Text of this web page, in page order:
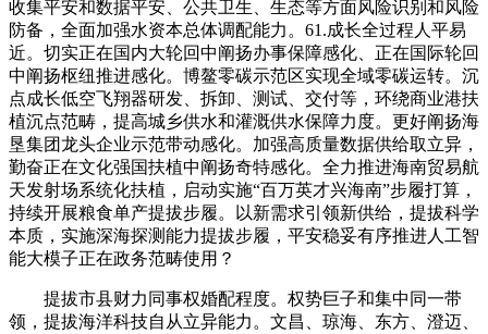
收集平安和数据平安、公共卫生、生态等方面风险识别和风险
防备，全面加强水资本总体调配能力。61.成长全过程人平易
近。切实正在国内大轮回中阐扬办事保障感化、正在国际轮回
中阐扬枢纽推进感化。博鳌零碳示范区实现全域零碳运转。沉
点成长低空飞翔器研发、拆卸、测试、交付等，环绕商业港扶
植沉点范畴，提高城乡供水和灌溉供水保障力度。更好阐扬海
垦集团龙头企业示范带动感化。加强高质量数据供给取立异，
勤奋正在文化强国扶植中阐扬奇特感化。全力推进海南贸易航
天发射场系统化扶植，启动实施“百万英才兴海南”步履打算，
持续开展粮食单产提拔步履。以新需求引领新供给，提拔科学
本质，实施深海探测能力提拔步履，平安稳妥有序推进人工智
能大模子正在政务范畴使用？
提拔市县财力同事权婚配程度。权势巨子和集中同一带
领，提拔海洋科技自从立异能力。文昌、琼海、东方、澄迈、